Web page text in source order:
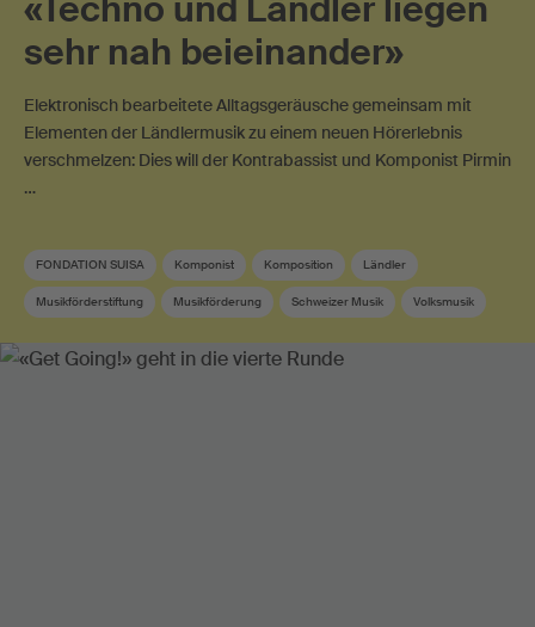
«Techno und Ländler liegen
sehr nah beieinander»
Elektronisch bearbeitete Alltagsgeräusche gemeinsam mit
Elementen der Ländlermusik zu einem neuen Hörerlebnis
verschmelzen: Dies will der Kontrabassist und Komponist Pirmin
…
FONDATION SUISA Komponist Komposition Ländler
Musikförderstiftung Musikförderung Schweizer Musik Volksmusik